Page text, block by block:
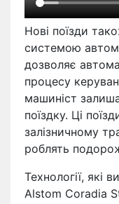
Нові поїзди
системою
дозволяє
процесу
машиніст
поїздку. Ці
залізничному
роблять
Технології, які
Alstom Coradia